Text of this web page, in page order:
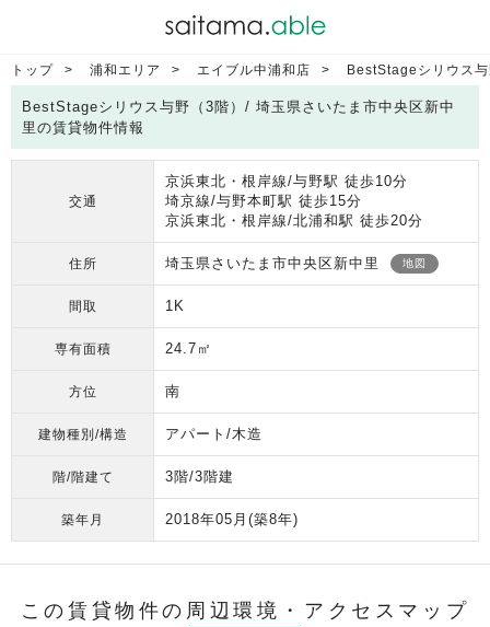
トップ 浦和エリア エイブル中浦和店 BestStageシリウス
BestStageシリウス与野（3階）/ 埼玉県さいたま市中央区新中
里の賃貸物件情報
交通
京浜東北・根岸線/与野駅 徒歩10分
埼京線/与野本町駅 徒歩15分
京浜東北・根岸線/北浦和駅 徒歩20分
住所 埼玉県さいたま市中央区新中里 地図
間取 1K
専有面積 24.7㎡
方位 南
建物種別/構造 アパート/木造
階/階建て 3階/3階建
築年月 2018年05月 (築8年)
この賃貸物件の周辺環境・ アクセスマップ